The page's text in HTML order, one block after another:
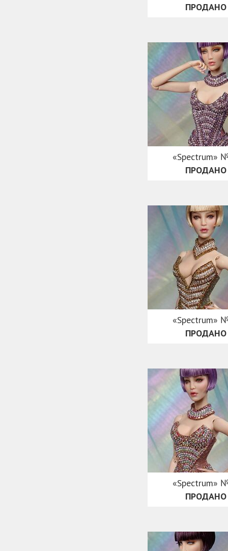
ПРОДАНО
«Spectrum»
ПРОДАНО
«Spectrum»
ПРОДАНО
«Spectrum»
ПРОДАНО